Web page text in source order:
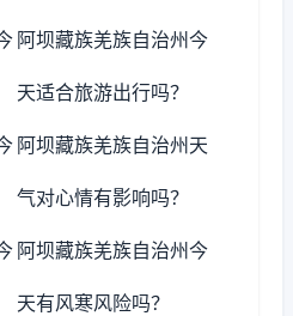
阿坝藏族羌族自治州今
天适合旅游出行吗？
阿坝藏族羌族自治州天
气对心情有影响吗？
阿坝藏族羌族自治州今
天有风寒风险吗？